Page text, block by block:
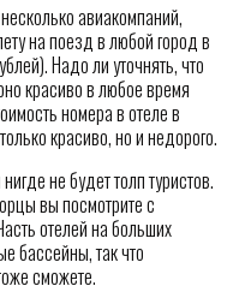
авиакомпаний,
на поезд в любой город в
Надо ли уточнять, что
красиво в любое время
номера в отеле в
красиво, но и недорого.
не будет толп туристов.
вы посмотрите с
отелей на больших
бассейны, так что
сможете.